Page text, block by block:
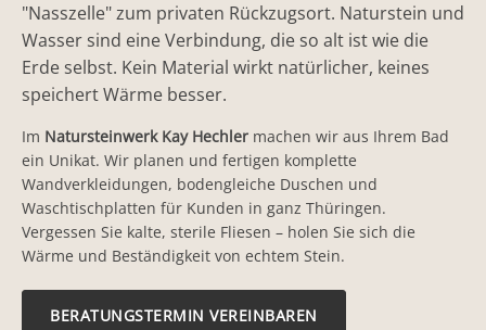
"Nasszelle" zum privaten Rückzugsort. Naturstein und
Wasser sind eine Verbindung, die so alt ist wie die
Erde selbst. Kein Material wirkt natürlicher, keines
speichert Wärme besser.
Im Natursteinwerk Kay Hechler machen wir aus Ihrem Bad
ein Unikat. Wir planen und fertigen komplette
Wandverkleidungen, bodengleiche Duschen und
Waschtischplatten für Kunden in ganz Thüringen.
Vergessen Sie kalte, sterile Fliesen – holen Sie sich die
Wärme und Beständigkeit von echtem Stein.
BERATUNGSTERMIN VEREINBAREN